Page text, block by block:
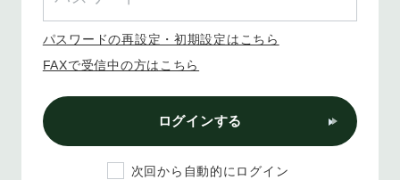
パスワードの再設定・初期設定はこちら
FAXで受信中の方はこちら
ログインする
次回から自動的にログイン